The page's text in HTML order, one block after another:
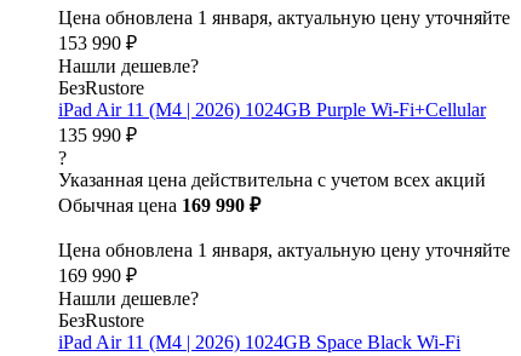
Цена обновлена 1 января, актуальную цену уточняйте
153 990 ₽
Нашли дешевле?
БезRustore
iPad Air 11 (M4 | 2026) 1024GB Purple Wi-Fi+Cellular
135 990 ₽
?
Указанная цена действительна с учетом всех акций
Обычная цена 169 990 ₽
Цена обновлена 1 января, актуальную цену уточняйте
169 990 ₽
Нашли дешевле?
БезRustore
iPad Air 11 (M4 | 2026) 1024GB Space Black Wi-Fi